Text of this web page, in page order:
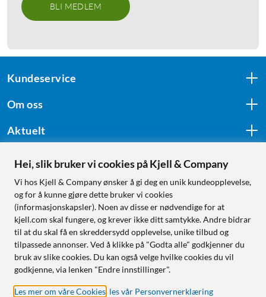
BLI MEDLEM
Kundeservice
Om oss
Aktuelt
Følg oss
Handle fra:
Sverige
Norge
Hei, slik bruker vi cookies på Kjell & Company
Vi hos Kjell & Company ønsker å gi deg en unik kundeopplevelse,
og for å kunne gjøre dette bruker vi cookies
(informasjonskapsler). Noen av disse er nødvendige for at
kjell.com skal fungere, og krever ikke ditt samtykke. Andre bidrar
til at du skal få en skreddersydd opplevelse, unike tilbud og
tilpassede annonser. Ved å klikke på "Godta alle" godkjenner du
bruk av slike cookies. Du kan også velge hvilke cookies du vil
godkjenne, via lenken "Endre innstillinger".
Les mer om våre Cookies les vår Personvernerklæring